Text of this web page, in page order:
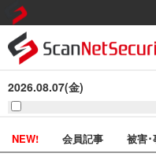
2026.08.07(金)
NEW! 会員記事 被害･